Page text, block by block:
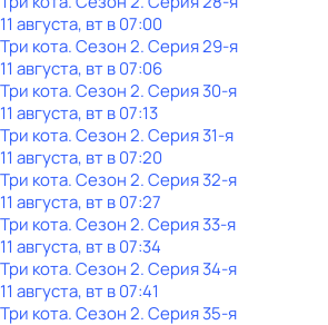
11 августа, вт в 07:00
Три кота. Сезон 2. Серия 29-я
11 августа, вт в 07:06
Три кота. Сезон 2. Серия 30-я
11 августа, вт в 07:13
Три кота. Сезон 2. Серия 31-я
11 августа, вт в 07:20
Три кота. Сезон 2. Серия 32-я
11 августа, вт в 07:27
Три кота. Сезон 2. Серия 33-я
11 августа, вт в 07:34
Три кота. Сезон 2. Серия 34-я
11 августа, вт в 07:41
Три кота. Сезон 2. Серия 35-я